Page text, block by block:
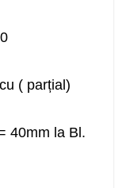
( parțial)
40mm la Bl.